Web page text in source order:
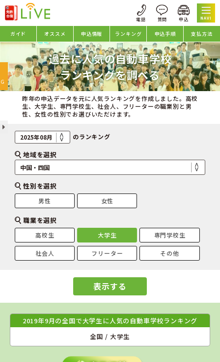
NAVI
ガイド オススメ 申込情報 ランキング 申込手順 支払方法
過去に人気の自動車学校
ランキングを調べる
昨年の申込データを元に人気ランキングを作成しました。高校
生、大学生、専門学校生、社会人、フリーターの職業別と男
性、女性の性別でお選びいただけます。
のランキング
地域を選択
性別を選択
男性 女性
職業を選択
高校生 大学生 専門学校生
社会人 フリーター その他
表示する
2019年9月の全国で大学生に人気の自動車学校ランキング
全国 / 大学生